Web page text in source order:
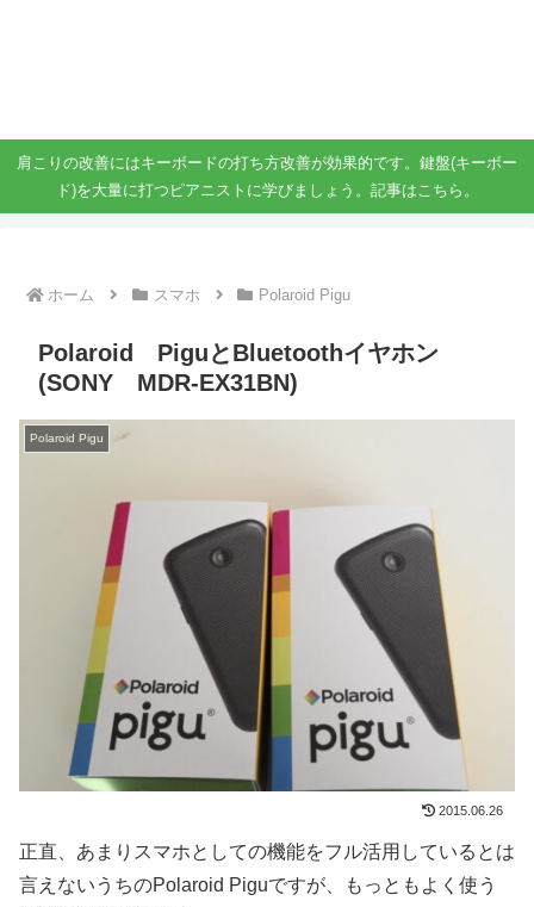
肩こりの改善にはキーボードの打ち方改善が効果的です。鍵盤(キーボー
ド)を大量に打つピアニストに学びましょう。記事はこちら。
ホーム スマホ Polaroid Pigu
Polaroid PiguとBluetoothイヤホン
(SONY MDR-EX31BN)
Polaroid Pigu
2015.06.26
正直、あまりスマホとしての機能をフル活用しているとは
言えないうちのPolaroid Piguですが、もっともよく使う